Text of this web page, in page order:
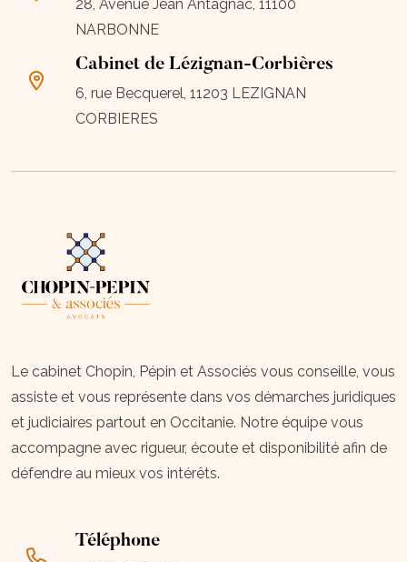
28, Avenue Jean Antagnac, 11100
NARBONNE
Cabinet de Lézignan-Corbières
6, rue Becquerel, 11203 LEZIGNAN
CORBIERES
Le cabinet Chopin, Pépin et Associés vous conseille, vous
assiste et vous représente dans vos démarches juridiques
et judiciaires partout en Occitanie. Notre équipe vous
accompagne avec rigueur, écoute et disponibilité afin de
défendre au mieux vos intérêts.
Téléphone